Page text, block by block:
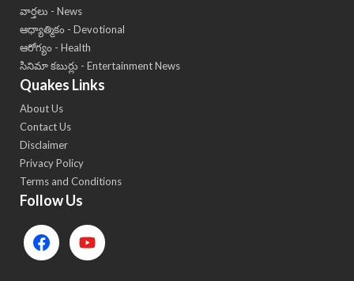
వార్తలు - News
ఆధ్యాత్మికం - Devotional
ఆరోగ్యం - Health
సినిమా కబుర్లు - Entertainment News
Quakes Links
About Us
Contact Us
Disclaimer
Privacy Policy
Terms and Conditions
Follow Us